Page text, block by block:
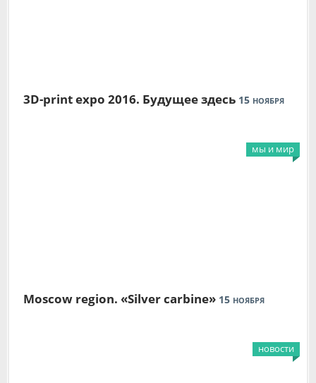
3D-print expo 2016. Будущее здесь 15 НОЯБРЯ
мы и мир
Moscow region. «Silver carbine» 15 НОЯБРЯ
новости